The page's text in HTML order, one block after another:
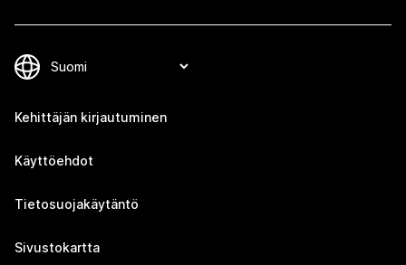
Kehittäjän kirjautuminen
Käyttöehdot
Tietosuojakäytäntö
Sivustokartta